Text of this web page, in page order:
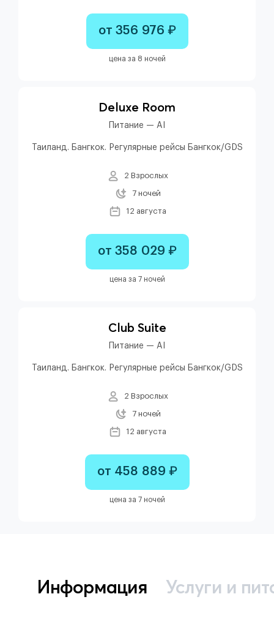
от 356 976 ₽
цена за 8 ночей
Deluxe Room
Питание — AI
Таиланд. Бангкок. Регулярные рейсы Бангкок/GDS
2 Взрослых
7 ночей
12 августа
от 358 029 ₽
цена за 7 ночей
Club Suite
Питание — AI
Таиланд. Бангкок. Регулярные рейсы Бангкок/GDS
2 Взрослых
7 ночей
12 августа
от 458 889 ₽
цена за 7 ночей
Информация Услуги и